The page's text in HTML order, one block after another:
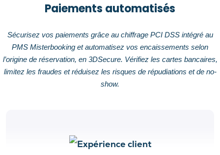
Paiements automatisés
Sécurisez vos paiements grâce au chiffrage PCI DSS intégré au
PMS Misterbooking et automatisez vos encaissements selon
l’origine de réservation, en 3DSecure. Vérifiez les cartes bancaires,
limitez les fraudes et réduisez les risques de répudiations et de no-
show.